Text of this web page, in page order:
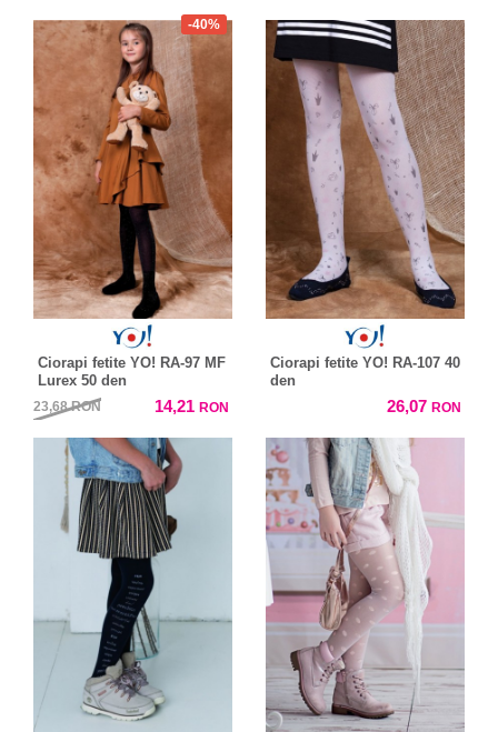
-40%
Ciorapi fetite YO! RA-97 MF
Lurex 50 den
23,68RON 14,21 RON
Ciorapi fetite YO! RA-107 40
den
26,07 RON